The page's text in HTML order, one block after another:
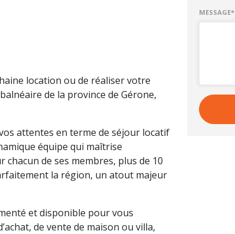
location ou de réaliser votre
de la province de Gérone,
attentes en terme de séjour locatif
équipe qui maîtrise
chacun de ses membres, plus de 10
la région, un atout majeur
et disponible pour vous
de vente de maison ou villa,
MESSAGE*